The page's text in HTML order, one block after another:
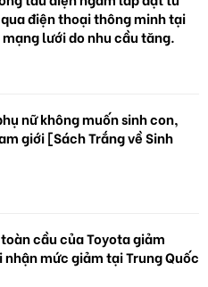
điện thoại thông minh tại
lưới do nhu cầu tăng.
nữ không muốn sinh con,
giới [Sách Trắng về Sinh
cầu của Toyota giảm
mức giảm tại Trung Quốc